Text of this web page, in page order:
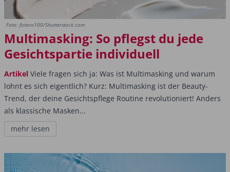
Foto: fotaro100/Shutterstock.com
Multimasking: So pflegst du jede
Gesichtspartie individuell
Artikel Viele fragen sich ja: Was ist Multimasking und warum
lohnt es sich eigentlich? Kurz: Multimasking ist der Beauty-
Trend, der deine Gesichtspflege Routine revolutioniert! Anders
als klassische Masken...
mehr lesen